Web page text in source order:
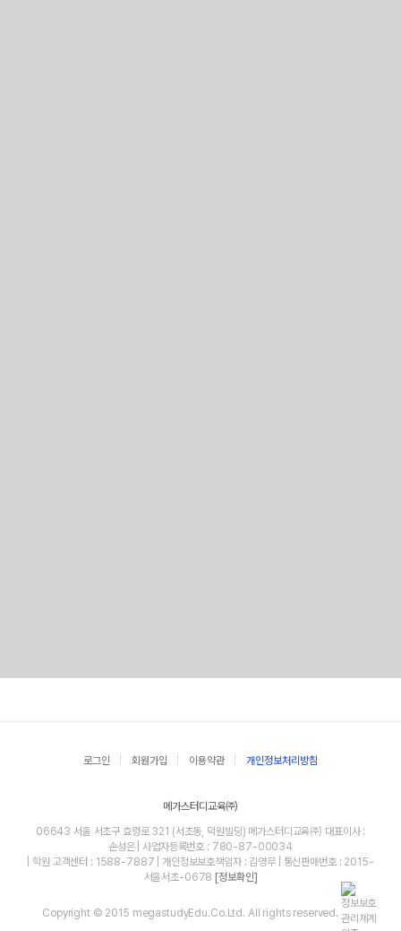
로그인 회원가입 이용약관 개인정보처리방침
메가스터디교육㈜
06643 서울 서초구 효령로 321 (서초동, 덕원빌딩) 메가스터디교육㈜ 대표이사 :
손성은 | 사업자등록번호 : 780-87-00034
| 학원 고객센터 : 1588-7887 | 개인정보보호책임자 : 김영무 | 통신판매번호 : 2015-
서울서초-0678 [정보확인]
Copyright © 2015 megastudyEdu.Co.Ltd. All rights reserved.